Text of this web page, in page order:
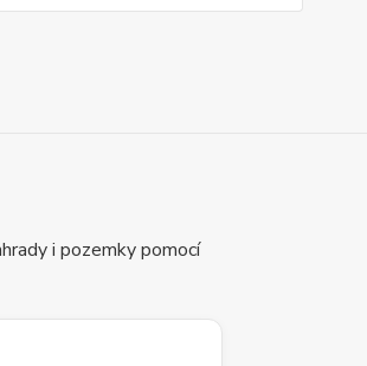
i pozemky pomocí